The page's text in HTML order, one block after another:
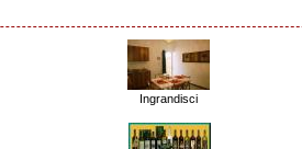
Ingrandisci